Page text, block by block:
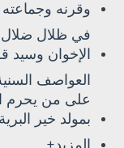
وقرنه وجماعته
في ظلال
الإخوان
العواصف
على من يحرم
بمولد خير البرية